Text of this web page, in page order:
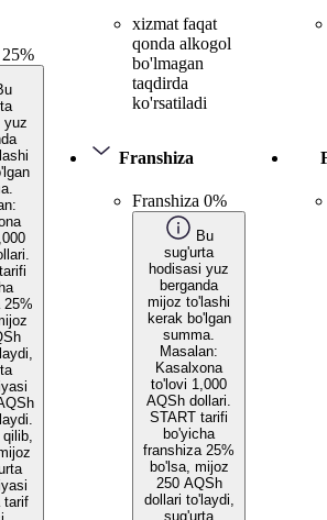
yuz
25%
tarif
xizmat faqat
qonda alkogol
bo'lmagan
taqdirda
ko'rsatiladi
Franshiza
Franshiza 0%
Bu
sug'urta
hodisasi yuz
berganda
mijoz to'lashi
kerak bo'lgan
summa.
Masalan:
Kasalxona
to'lovi 1,000
AQSh dollari.
START tarifi
bo'yicha
franshiza 25%
bo'lsa, mijoz
250 AQSh
dollari to'laydi,
sug'urta